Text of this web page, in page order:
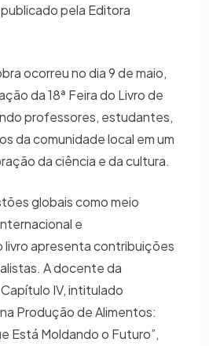
pela Editora
ocorreu no dia 9 de maio,
da 18ª Feira do Livro de
professores, estudantes,
da comunidade local em um
da ciência e da cultura.
globais como meio
e
livro apresenta contribuições
A docente da
IV, intitulado
Produção de Alimentos:
Está Moldando o Futuro”,